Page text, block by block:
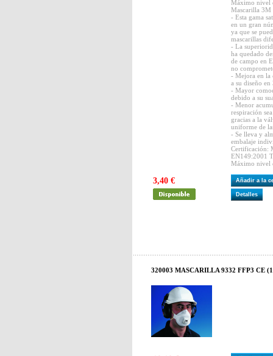
Máximo nivel
Mascarilla 3M
- Esta gama
en un gran
ya que se
mascarillas
- La
ha quedado
de campo en
no
- Mejora en la
a su diseño en
- Mayor
debido a su
- Menor
respiración
gracias a la
uniforme de
- Se lleva y
embalaje
Certificación:
EN149:2001
Máximo nivel
3,40 € Añadir a la
Detalles
320003 MASCARILLA 9332 FFP3 CE